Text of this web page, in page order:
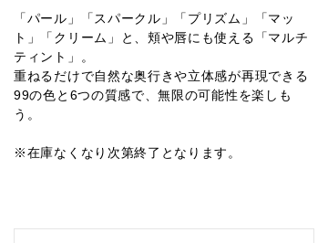
004PR 005PR 002M 003M 004M
005M 006M 007M 008M
「パール」「スパークル」「プリズム」「マッ
ト」「クリーム」と、頬や唇にも使える「マルチ
ティント」。
重ねるだけで自然な奥行きや立体感が再現できる
99の色と6つの質感で、無限の可能性を楽しも
う。
※在庫なくなり次第終了となります。